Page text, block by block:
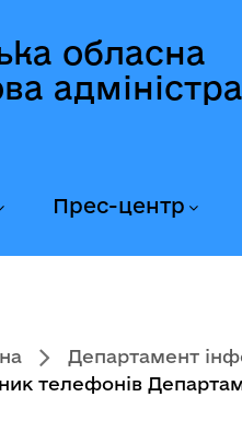
обласна
Прес-центр
Департамент
телефонів